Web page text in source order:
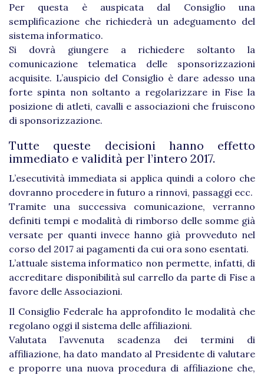
Per questa è auspicata dal Consiglio una
semplificazione che richiederà un adeguamento del
sistema informatico.
Si dovrà giungere a richiedere soltanto la
comunicazione telematica delle sponsorizzazioni
acquisite. L’auspicio del Consiglio è dare adesso una
forte spinta non soltanto a regolarizzare in Fise la
posizione di atleti, cavalli e associazioni che fruiscono
di sponsorizzazione.
Tutte queste decisioni hanno effetto
immediato e validità per l’intero 2017.
L’esecutività immediata si applica quindi a coloro che
dovranno procedere in futuro a rinnovi, passaggi ecc.
Tramite una successiva comunicazione, verranno
definiti tempi e modalità di rimborso delle somme già
versate per quanti invece hanno già provveduto nel
corso del 2017 ai pagamenti da cui ora sono esentati.
L’attuale sistema informatico non permette, infatti, di
accreditare disponibilità sul carrello da parte di Fise a
favore delle Associazioni.
Il Consiglio Federale ha approfondito le modalità che
regolano oggi il sistema delle affiliazioni.
Valutata l’avvenuta scadenza dei termini di
affiliazione, ha dato mandato al Presidente di valutare
e proporre una nuova procedura di affiliazione che,